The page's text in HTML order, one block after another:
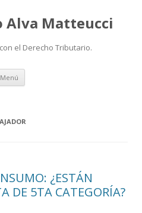
Alva Matteucci
el Derecho Tributario.
Menú Ir
contenido
¿ESTÁN
DE 5TA CATEGORÍA?